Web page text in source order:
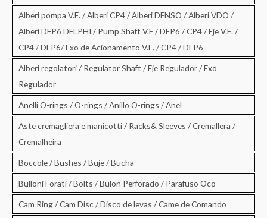
Alberi pompa V.E. / Alberi CP4 / Alberi DENSO / Alberi VDO /
Alberi DFP6 DELPHI / Pump Shaft V.E / DFP6 / CP4 / Eje V.E. /
CP4 / DFP6/ Exo de Acionamento V.E. / CP4 / DFP6
Alberi regolatori / Regulator Shaft / Eje Regulador / Exo
Regulador
Anelli O-rings / O-rings / Anillo O-rings / Anel
Aste cremagliera e manicotti / Racks& Sleeves / Cremallera /
Cremalheira
Boccole / Bushes / Buje / Bucha
Bulloni Forati / Bolts / Bulon Perforado / Parafuso Oco
Cam Ring / Cam Disc / Disco de levas / Came de Comando